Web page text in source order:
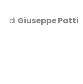
di Giuseppe Patti